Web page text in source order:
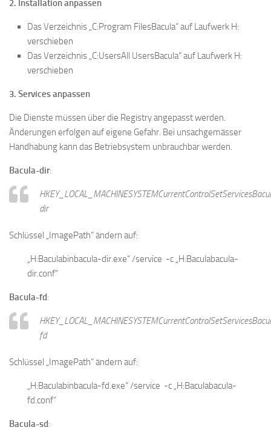
2. Installation anpassen
Das Verzeichnis „C:Program FilesBacula“ auf Laufwerk H:
verschieben
Das Verzeichnis „C:UsersAll UsersBacula“ auf Laufwerk H:
verschieben
3. Services anpassen
Die Dienste müssen über die Registry angepasst werden.
Änderungen erfolgen auf eigene Gefahr. Bei unsachgemässer
Handhabung kann das Betriebsystem unbrauchbar werden.
Bacula-dir:
dir
Schlüssel „ImagePath“ ändern auf:
„H:Baculabinbacula-dir.exe“ /service -c „H:Baculabacula-
dir.conf“
Bacula-fd:
fd
Schlüssel „ImagePath“ ändern auf:
„H:Baculabinbacula-fd.exe“ /service -c „H:Baculabacula-
fd.conf“
Bacula-sd: